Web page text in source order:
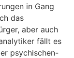
in Gang
das
aber auch
fällt es
psychischen-